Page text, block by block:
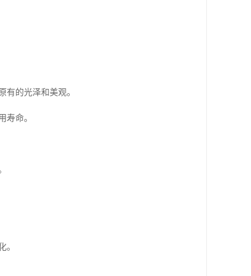
有的光泽和美观。
寿命。
。